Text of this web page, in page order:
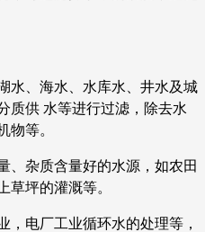
水、海水、水库水、井水及城
质供 水等进行过滤，除去水
物等。
、杂质含量好的水源，如农田
草坪的灌溉等。
，电厂工业循环水的处理等，